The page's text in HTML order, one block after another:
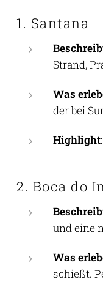
1. Santana
Strand,
Was
der bei
Highlight
2. Boca do
und eine
Was
schießt.